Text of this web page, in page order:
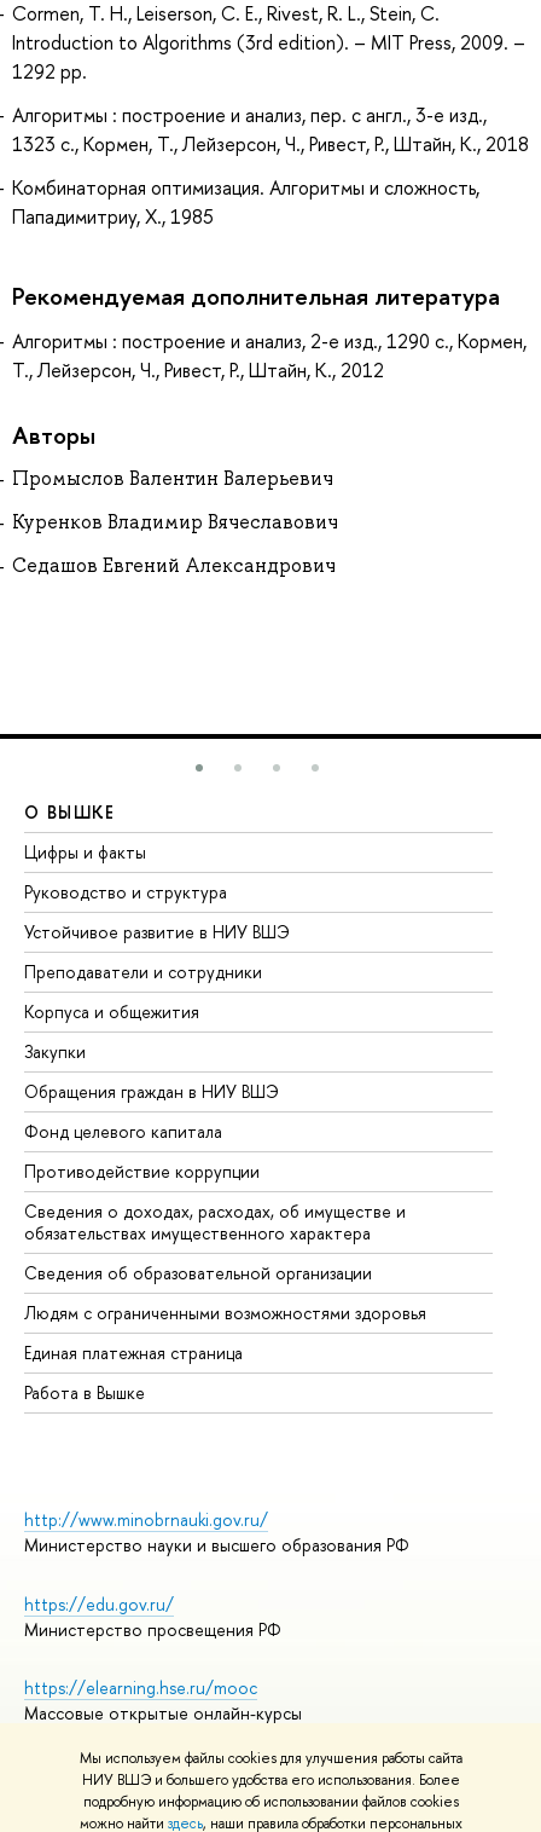
Мы используем файлы cookies для улучшения работы сайта
НИУ ВШЭ и большего удобства его использования. Более
подробную информацию об использовании файлов cookies
можно найти здесь, наши правила обработки персональных
Cormen, T. H., Leiserson, C. E., Rivest, R. L., Stein, C.
Introduction to Algorithms (3rd edition). – MIT Press, 2009. –
1292 pp.
Алгоритмы : построение и анализ, пер. с англ., 3-е изд.,
1323 с., Кормен, Т., Лейзерсон, Ч., Ривест, Р., Штайн, К., 2018
Комбинаторная оптимизация. Алгоритмы и сложность,
Пападимитриу, Х., 1985
Рекомендуемая дополнительная литература
Алгоритмы : построение и анализ, 2-е изд., 1290 с., Кормен,
Т., Лейзерсон, Ч., Ривест, Р., Штайн, К., 2012
Авторы
Промыслов Валентин Валерьевич
Куренков Владимир Вячеславович
Седашов Евгений Александрович
О ВЫШКЕ
Цифры и факты
Руководство и структура
Устойчивое развитие в НИУ ВШЭ
Преподаватели и сотрудники
Корпуса и общежития
Закупки
Обращения граждан в НИУ ВШЭ
Фонд целевого капитала
Противодействие коррупции
Сведения о доходах, расходах, об имуществе и
обязательствах имущественного характера
Сведения об образовательной организации
Людям с ограниченными возможностями здоровья
Единая платежная страница
Работа в Вышке
http://www.minobrnauki.gov.ru/
Министерство науки и высшего образования РФ
https://edu.gov.ru/
Министерство просвещения РФ
https://elearning.hse.ru/mooc
Массовые открытые онлайн-курсы
© НИУ ВШЭ 1993–2026
Адреса и контакты